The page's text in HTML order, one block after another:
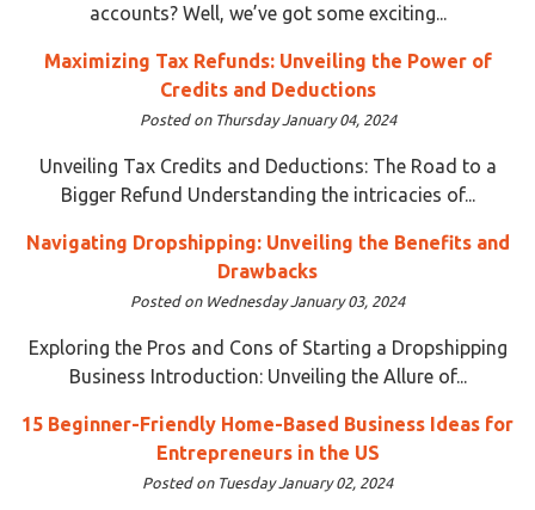
accounts? Well, we’ve got some exciting...
Maximizing Tax Refunds: Unveiling the Power of
Credits and Deductions
Posted on Thursday January 04, 2024
Unveiling Tax Credits and Deductions: The Road to a
Bigger Refund Understanding the intricacies of...
Navigating Dropshipping: Unveiling the Benefits and
Drawbacks
Posted on Wednesday January 03, 2024
Exploring the Pros and Cons of Starting a Dropshipping
Business Introduction: Unveiling the Allure of...
15 Beginner-Friendly Home-Based Business Ideas for
Entrepreneurs in the US
Posted on Tuesday January 02, 2024